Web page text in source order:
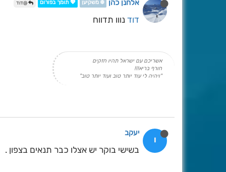
אלחנן כהן ❄️ משקיען 💖 תומך בפורום @דוד
דוד נווו תדווח
אשריכם עם ישראל תהיו חזקים
חורף בריא!!!
"ויהיה לי עוד יותר טוב ועוד יותר טוב"
י יעקב
בשישי בוקר יש אצלו כבר תנאים בצפון .